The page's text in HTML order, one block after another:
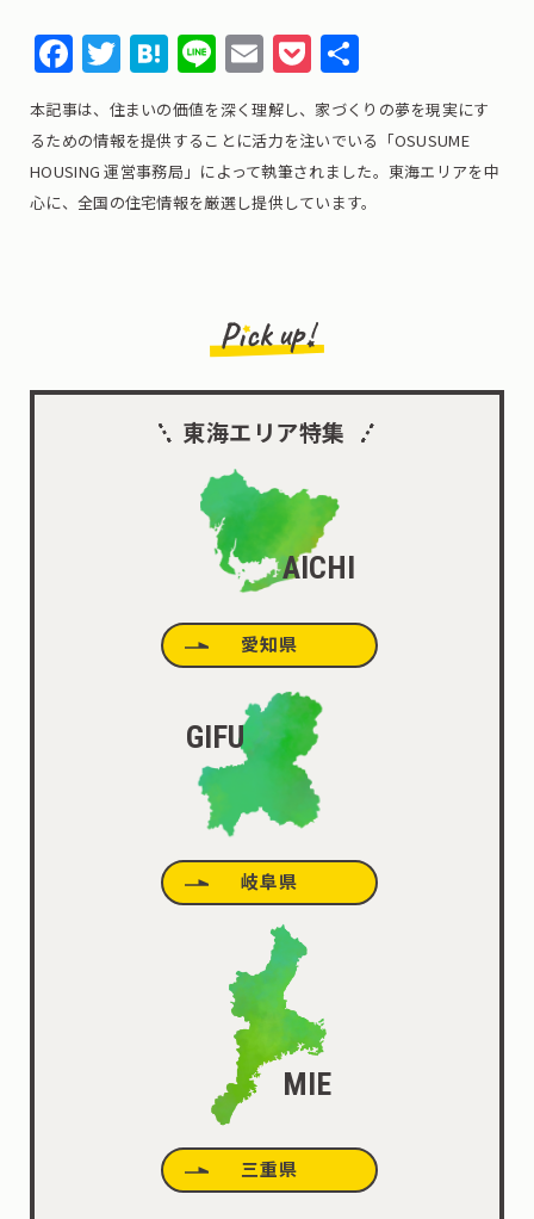
Facebook
Twitter
Hatena
LineEmailPocket
有
本記事は、住まいの価値を深く理解し、家づくりの夢を現実にす
るための情報を提供することに活力を注いでいる「OSUSUME
HOUSING 運営事務局」によって執筆されました。東海エリアを中
心に、全国の住宅情報を厳選し提供しています。
東海エリア特集
AICHI
愛知県
GIFU
岐阜県
MIE
三重県